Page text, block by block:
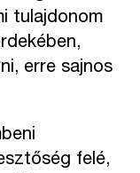
tulajdonom
erre sajnos
felé,